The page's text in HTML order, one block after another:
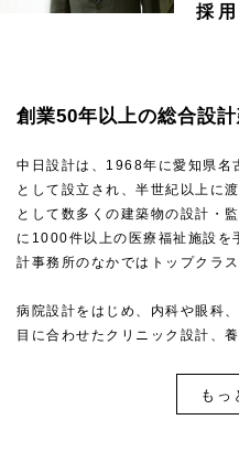
採
創業50年以上の総合設
中日設計は、1968年に愛知県名
として設立され、半世紀以上に
として数多くの建築物の設計・
に1000件以上の医療福祉施設を
計事務所のなかではトップクラ
病院設計をはじめ、内科や眼科
目に合わせたクリニック設計、
もっ